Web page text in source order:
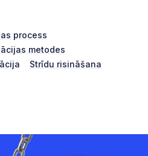
process
metodes
Strīdu risināšana